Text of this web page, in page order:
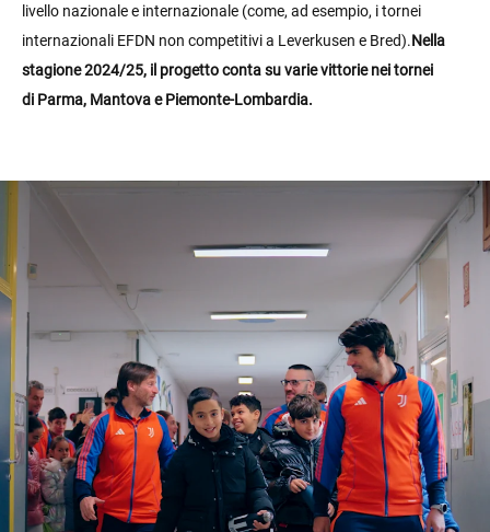
livello nazionale e internazionale (come, ad esempio, i tornei
internazionali EFDN non competitivi a Leverkusen e Bred).Nella
stagione 2024/25, il progetto conta su varie vittorie nei tornei
di Parma, Mantova e Piemonte-Lombardia.